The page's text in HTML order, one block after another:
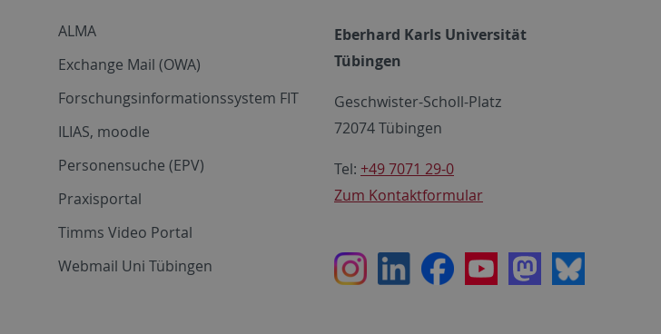
ALMA
Exchange Mail (OWA)
Forschungsinformationssystem FIT
ILIAS, moodle
Personensuche (EPV)
Praxisportal
Timms Video Portal
Webmail Uni Tübingen
Eberhard Karls Universität
Tübingen
Geschwister-Scholl-Platz
72074 Tübingen
Tel: +49 7071 29-0
Zum Kontaktformular
InstagramLinkedInFacebookYoutubeMastodon
Bluesky